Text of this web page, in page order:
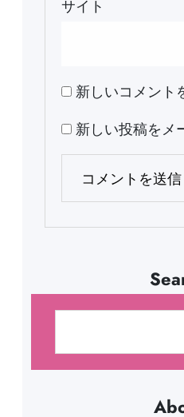
サイト
新しいコメント
新しい投稿をメ